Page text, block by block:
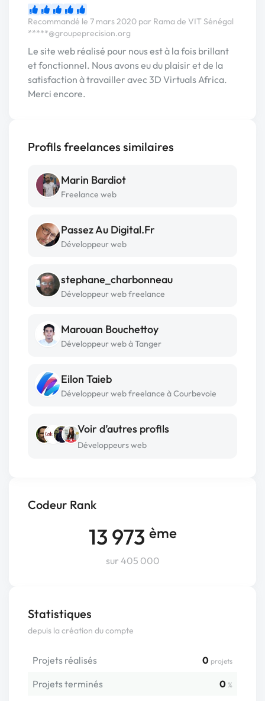
Codeur Rank
13 973 ème
sur 405 000
Statistiques
depuis la création du compte
Projets réalisés 0 projets
Projets terminés 0 %
Recommandé le 7 mars 2020 par Rama de VIT Sénégal
*****@groupeprecision.org
Le site web réalisé pour nous est à la fois brillant
et fonctionnel. Nous avons eu du plaisir et de la
satisfaction à travailler avec 3D Virtuals Africa.
Merci encore.
Profils freelances similaires
Marin Bardiot
Freelance web
Passez Au Digital.Fr
Développeur web
stephane_charbonneau
Développeur web freelance
Marouan Bouchettoy
Développeur web à Tanger
Eilon Taieb
Développeur web freelance à Courbevoie
Voir d’autres profils
Développeurs web